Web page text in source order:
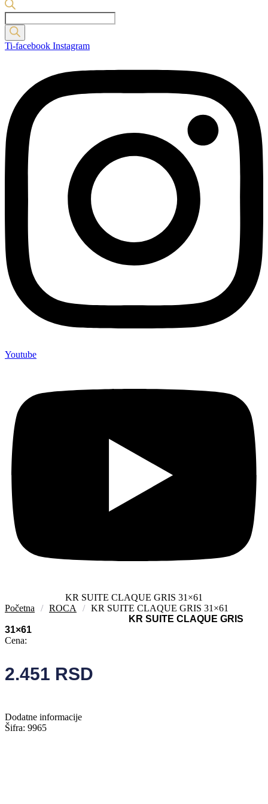
Products
search
Ti-facebook Instagram
Youtube
KR SUITE CLAQUE GRIS 31×61
Početna
/ ROCA / KR SUITE CLAQUE GRIS 31×61
KR SUITE CLAQUE GRIS
31×61
Cena:
2.451 RSD
Dodatne informacije
Šifra: 9965